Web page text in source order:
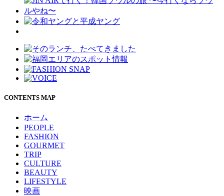
CONTENTS MAP
ホーム
PEOPLE
FASHION
GOURMET
TRIP
CULTURE
BEAUTY
LIFESTYLE
映画